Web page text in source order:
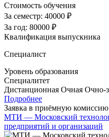
Стоимость обучения
За семестр: 40000 ₽
За год: 80000 ₽
Квалификация выпускника
Специалист
Уровень образования
Специалитет
Дистанционная Очная Очно-
Подробнее
Заявка в приёмную комиссию
МТИ — Московский
предприятий и организаций